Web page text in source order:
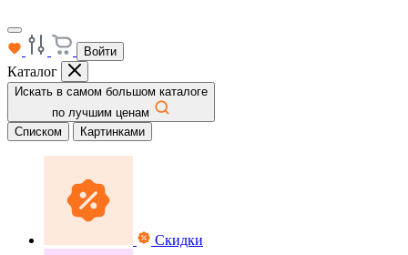
Войти
Каталог
Искать в самом большом каталоге
по лучшим ценам
Списком
Картинками
Скидки